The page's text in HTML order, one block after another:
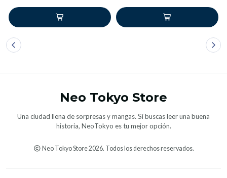
Neo Tokyo Store
Una ciudad llena de sorpresas y mangas. Si buscas leer una buena
historia, NeoTokyo es tu mejor opción.
Neo Tokyo Store 2026. Todos los derechos reservados.